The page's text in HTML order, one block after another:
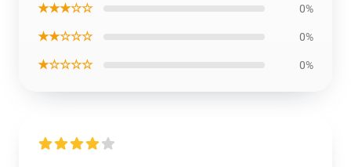
★★★☆☆ 0%
★★☆☆☆ 0%
★☆☆☆☆ 0%